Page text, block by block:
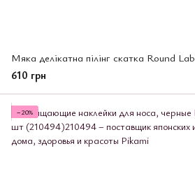
Мяка делікатна пілінг скатка Round
610 грн
−20%